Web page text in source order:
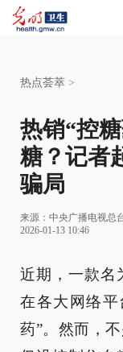
热点荟萃 >
热销“控
糖？记者
骗局
来源： 中央广播电视总
2026-01-13 10:46
近期，一款名
在各大网络
药”。然而，